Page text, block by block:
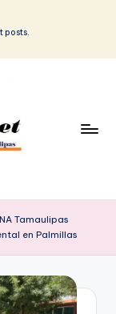
posts.
Tamaulipas
en Palmillas